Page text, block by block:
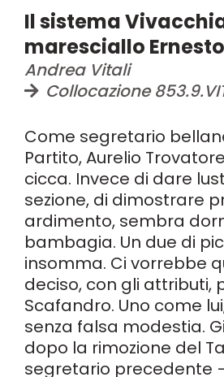
Il sistema
maresciallo
Andrea Vitali
Collocazione
Come segretario
Partito, Aurelio
cicca. Invece di dare
sezione, di dimostrare
ardimento, sembra
bambagia. Un due di
insomma. Ci vorrebbe
deciso, con gli attributi,
Scafandro. Uno come
senza falsa modestia.
dopo la rimozione del
segretario precedente